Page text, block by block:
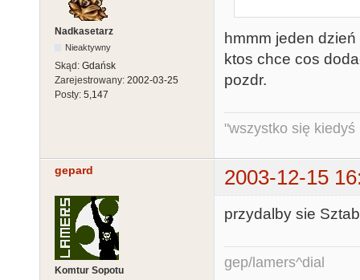
Nadkasetarz
Nieaktywny
Skąd: Gdańsk
Zarejestrowany: 2002-03-25
Posty: 5,147
hmmm jeden
ktos chce cos
pozdr.
"wszystko się kiedyś
gepard 2003-12-15
Komtur Sopotu
przydalby sie
gep/lamers^dial